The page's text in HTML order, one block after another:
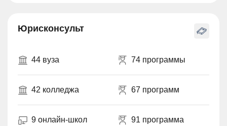
Юрисконсульт
44 вуза 74 программы
42 колледжа 67 программ
9 онлайн-школ 91 программа